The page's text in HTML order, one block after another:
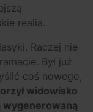
realia.
Raczej nie
Był już
coś nowego,
widowisko
wygenerowaną